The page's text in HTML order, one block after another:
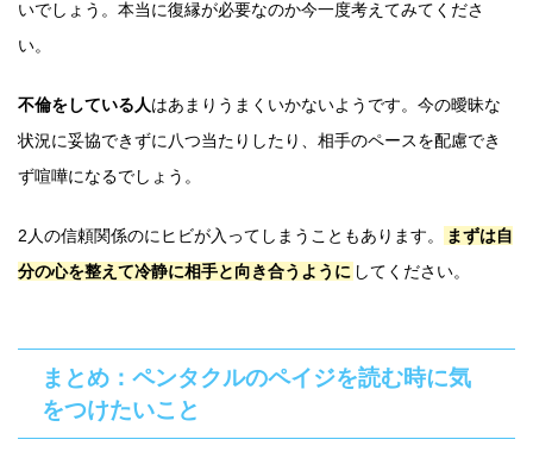
いでしょう。本当に復縁が必要なのか今一度考えてみてくださ
い。
不倫をしている人はあまりうまくいかないようです。今の曖昧な
状況に妥協できずに八つ当たりしたり、相手のペースを配慮でき
ず喧嘩になるでしょう。
2人の信頼関係のにヒビが入ってしまうこともあります。
まずは自
分の心を整えて冷静に相手と向き合うように してください。
まとめ：ペンタクルのペイジを読む時に気
をつけたいこと